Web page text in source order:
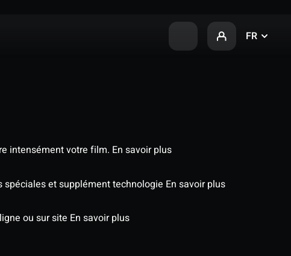
FR
intensément votre film. En savoir plus
spéciales et supplément technologie En savoir plus
ou sur site En savoir plus